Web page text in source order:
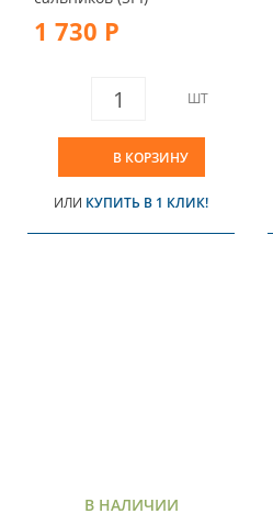
1 730 Р
ШТ
В КОРЗИНУ
ИЛИ КУПИТЬ В 1 КЛИК!
В НАЛИЧИИ